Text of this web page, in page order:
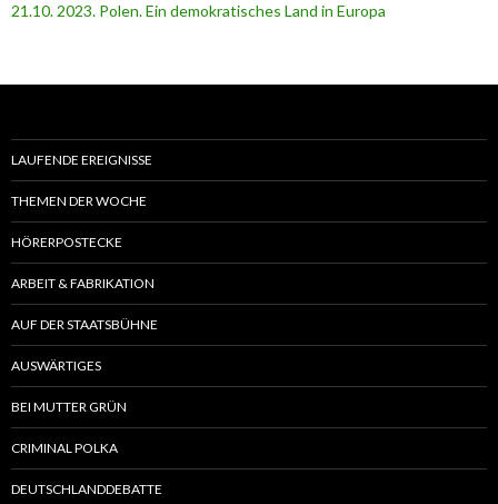
21.10. 2023. Polen. Ein demokratisches Land in Europa
LAUFENDE EREIGNISSE
THEMEN DER WOCHE
HÖRERPOSTECKE
ARBEIT & FABRIKATION
AUF DER STAATSBÜHNE
AUSWÄRTIGES
BEI MUTTER GRÜN
CRIMINAL POLKA
DEUTSCHLANDDEBATTE